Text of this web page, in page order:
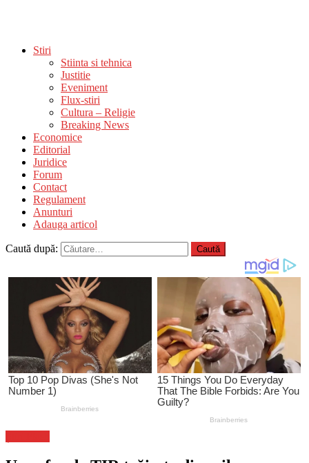
Stiri
Stiinta si tehnica
Justitie
Eveniment
Flux-stiri
Cultura – Religie
Breaking News
Economice
Editorial
Juridice
Forum
Contact
Regulament
Anunturi
Adauga articol
Caută după: